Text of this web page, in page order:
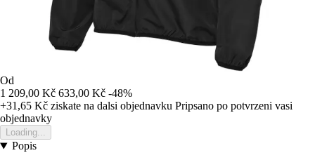
Od
1 209,00 Kč 633,00 Kč -48%
+31,65 Kč ziskate na dalsi objednavku Pripsano po potvrzeni vasi
objednavky
Loading...
Popis